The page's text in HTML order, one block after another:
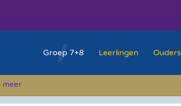
Groep 7+8 Leerlingen Ouders
meer